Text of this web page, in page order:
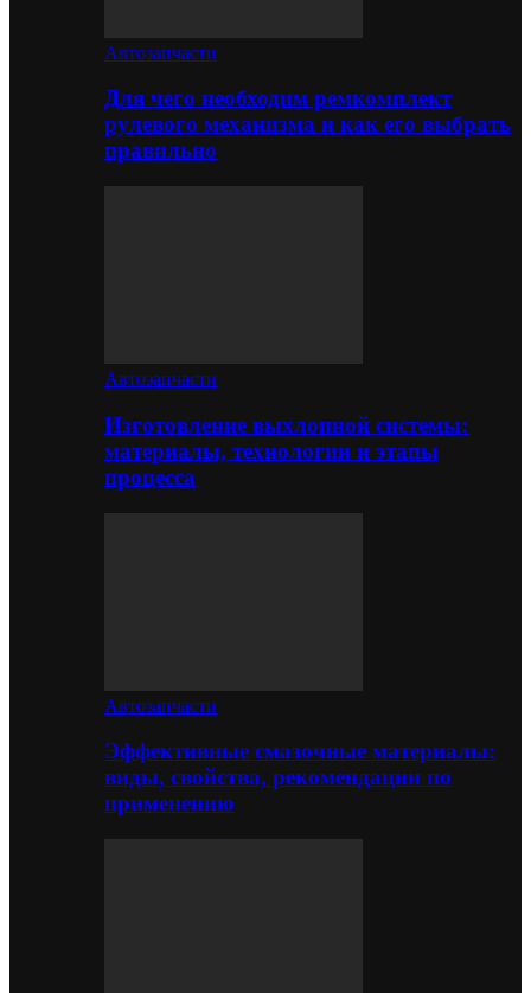
Автозапчасти
Для чего необходим ремкомплект
рулевого механизма и как его выбрать
правильно
Автозапчасти
Изготовление выхлопной системы:
материалы, технологии и этапы
процесса
Автозапчасти
Эффективные смазочные материалы:
виды, свойства, рекомендации по
применению